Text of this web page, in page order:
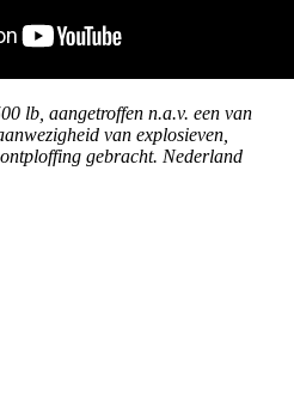
lb, aangetroffen n.a.v. een van
van explosieven,
gebracht. Nederland